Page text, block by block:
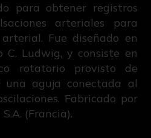
para obtener registros
arteriales para
Fue diseñado en
C. Ludwig, y consiste en
rotatorio provisto de
una aguja conectada al
Fabricado por
(Francia).